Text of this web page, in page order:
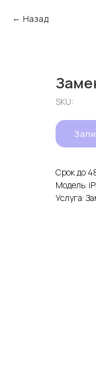
Назад
SKU:
Срок до
Модель:
Услуга: